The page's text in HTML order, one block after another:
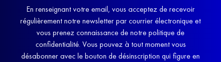
En renseignant votre email, vous acceptez de recevoir
régulièrement notre newsletter par courrier électronique et
vous prenez connaissance de notre politique de
confidentialité. Vous pouvez à tout moment vous
désabonner avec le bouton de désinscription qui figure en